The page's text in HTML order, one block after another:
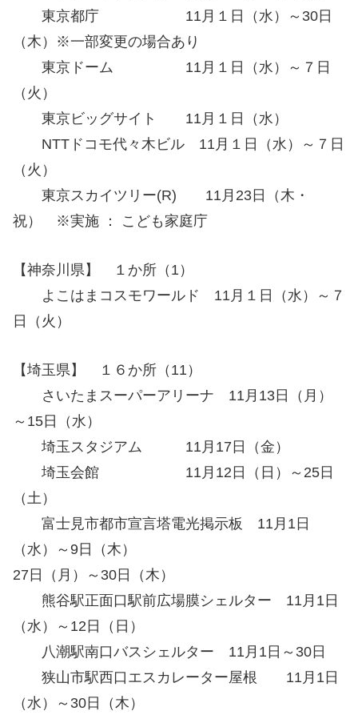
東京都庁 11月１日（水）～30日
（木）※一部変更の場合あり
東京ドーム 11月１日（水）～７日
（火）
東京ビッグサイト 11月１日（水）
NTTドコモ代々木ビル 11月１日（水）～７日
（火）
東京スカイツリー(R) 11月23日（木・
祝） ※実施 ： こども家庭庁
【神奈川県】 １か所（1）
よこはまコスモワールド 11月１日（水）～７
日（火）
【埼玉県】 １６か所（11）
さいたまスーパーアリーナ 11月13日（月）
～15日（水）
埼玉スタジアム 11月17日（金）
埼玉会館 11月12日（日）～25日
（土）
富士見市都市宣言塔電光掲示板 11月1日
（水）～9日（木）
27日（月）～30日（木）
熊谷駅正面口駅前広場膜シェルター 11月1日
（水）～12日（日）
八潮駅南口バスシェルター 11月1日～30日
狭山市駅西口エスカレーター屋根 11月1日
（水）～30日（木）